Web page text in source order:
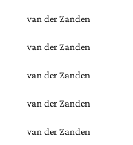
van der Zanden
van der Zanden
van der Zanden
van der Zanden
van der Zanden